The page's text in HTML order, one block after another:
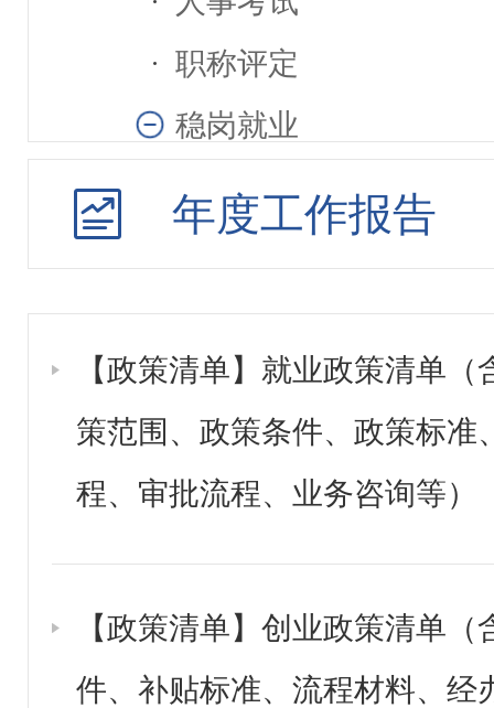
职称评定
稳岗就业
标准依据
补贴信息
就业服务
人才服务
高校毕业生
退役军人
就业困难人员
事业单位招聘
年度工作报告
【政策清单】就业政策清单
策范围、政策条件、政策标准
程、审批流程、业务咨询等）
【政策清单】创业政策清单
件、补贴标准、流程材料、经